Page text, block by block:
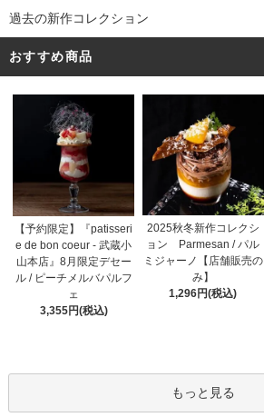
過去の新作コレクション
おすすめ商品
【予約限定】『patisseri
e de bon coeur - 武蔵小
山本店』8月限定デセー
ル / ピーチメルバパルフ
ェ
3,355円(税込)
2025秋冬新作コレクシ
ョン Parmesan / パル
ミジャーノ【店舗販売の
み】
1,296円(税込)
もっと見る